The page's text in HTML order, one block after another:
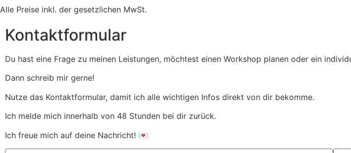
Alle Preise inkl. der gesetzlichen MwSt.
Kontaktformular
Du hast eine Frage zu meinen Leistungen, möchtest einen Workshop planen oder ein
Dann schreib mir gerne!
Nutze das Kontaktformular, damit ich alle wichtigen Infos direkt von dir bekomme.
Ich melde mich innerhalb von 48 Stunden bei dir zurück.
Ich freue mich auf deine Nachricht! 💌